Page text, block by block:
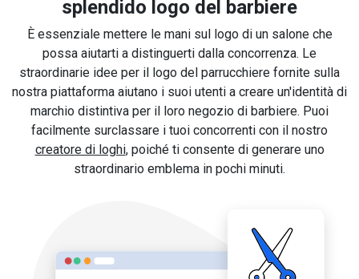
splendido logo del barbiere
È essenziale mettere le mani sul logo di un salone che
possa aiutarti a distinguerti dalla concorrenza. Le
straordinarie idee per il logo del parrucchiere fornite sulla
nostra piattaforma aiutano i suoi utenti a creare un'identità di
marchio distintiva per il loro negozio di barbiere. Puoi
facilmente surclassare i tuoi concorrenti con il nostro
creatore di loghi, poiché ti consente di generare uno
straordinario emblema in pochi minuti.